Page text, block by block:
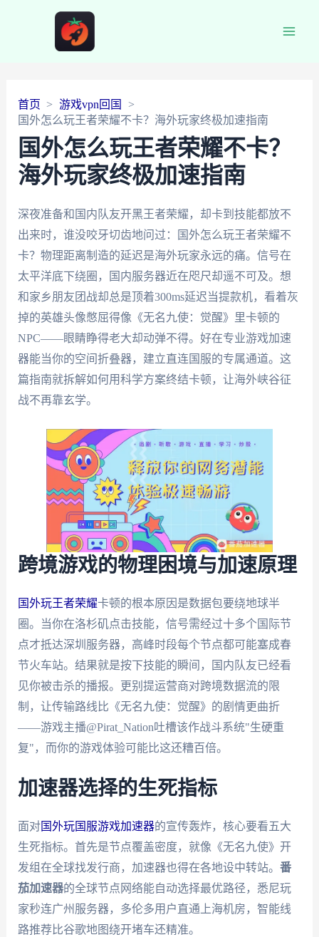
首页
游戏vpn回国
国外怎么玩王者荣耀不卡？海外玩家终极加速指南
国外怎么玩王者荣耀不卡？
海外玩家终极加速指南
深夜准备和国内队友开黑王者荣耀，却卡到技能都放不
出来时，谁没咬牙切齿地问过：国外怎么玩王者荣耀不
卡？物理距离制造的延迟是海外玩家永远的痛。信号在
太平洋底下绕圈，国内服务器近在咫尺却遥不可及。想
和家乡朋友团战却总是顶着300ms延迟当提款机，看着灰
掉的英雄头像憋屈得像《无名九使：觉醒》里卡顿的
NPC——眼睛睁得老大却动弹不得。好在专业游戏加速
器能当你的空间折叠器，建立直连国服的专属通道。这
篇指南就拆解如何用科学方案终结卡顿，让海外峡谷征
战不再靠玄学。
跨境游戏的物理困境与加速原理
国外玩王者荣耀卡顿的根本原因是数据包要绕地球半
圈。当你在洛杉矶点击技能，信号需经过十多个国际节
点才抵达深圳服务器，高峰时段每个节点都可能塞成春
节火车站。结果就是按下技能的瞬间，国内队友已经看
见你被击杀的播报。更别提运营商对跨境数据流的限
制，让传输路线比《无名九使：觉醒》的剧情更曲折
——游戏主播@Pirat_Nation吐槽该作战斗系统"生硬重
复"，而你的游戏体验可能比这还糟百倍。
加速器选择的生死指标
面对国外玩国服游戏加速器的宣传轰炸，核心要看五大
生死指标。首先是节点覆盖密度，就像《无名九使》开
发组在全球找发行商，加速器也得在各地设中转站。 番
茄加速器的全球节点网络能自动选择最优路径，悉尼玩
家秒连广州服务器，多伦多用户直通上海机房，智能线
路推荐比谷歌地图绕开堵车还精准。